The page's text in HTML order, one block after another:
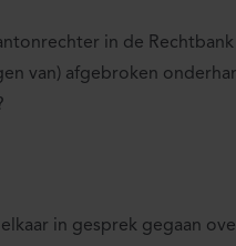
in de
van) afgebroken
in gesprek gegaan